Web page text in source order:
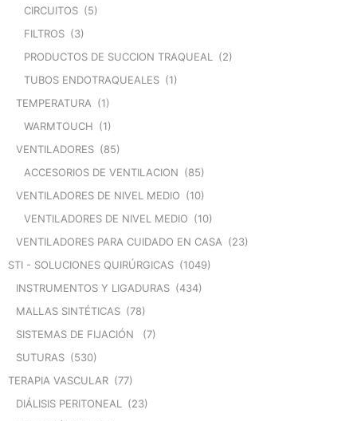
CIRCUITOS (5)
FILTROS (3)
PRODUCTOS DE SUCCION TRAQUEAL
(2)
TUBOS ENDOTRAQUEALES (1)
TEMPERATURA (1)
WARMTOUCH (1)
VENTILADORES (85)
ACCESORIOS DE VENTILACION (85)
VENTILADORES DE NIVEL MEDIO (10)
VENTILADORES DE NIVEL MEDIO (10)
VENTILADORES PARA CUIDADO EN CASA (23)
STI - SOLUCIONES QUIRÚRGICAS (1049)
INSTRUMENTOS Y LIGADURAS (434)
MALLAS SINTÉTICAS (78)
SISTEMAS DE FIJACIÓN
(7)
SUTURAS (530)
TERAPIA VASCULAR (77)
DIÁLISIS PERITONEAL
(23)